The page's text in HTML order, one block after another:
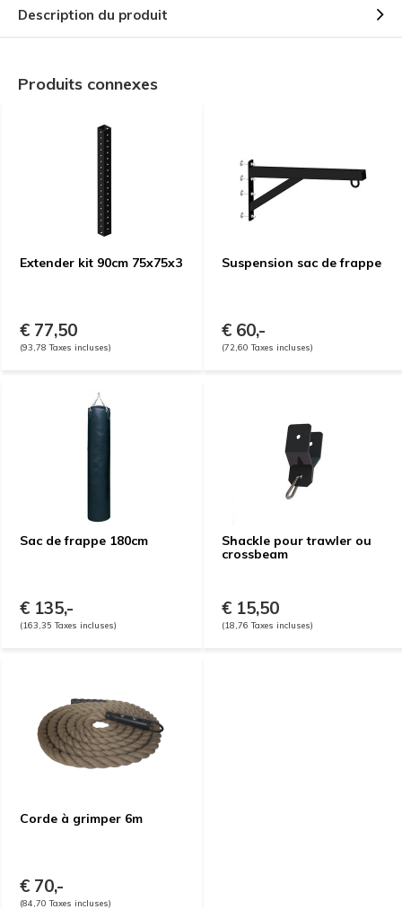
Description du produit
Produits connexes
Extender kit 90cm 75x75x3
€ 77,50
(93,78 Taxes incluses)
Suspension sac de frappe
€ 60,-
(72,60 Taxes incluses)
Sac de frappe 180cm
€ 135,-
(163,35 Taxes incluses)
Shackle pour trawler ou
crossbeam
€ 15,50
(18,76 Taxes incluses)
Corde à grimper 6m
€ 70,-
(84,70 Taxes incluses)